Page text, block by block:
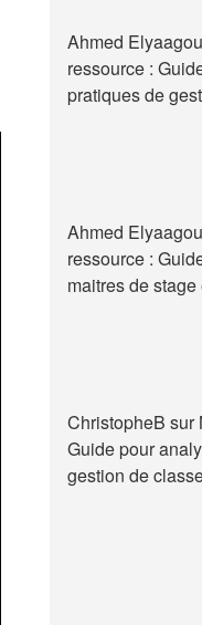
Ahmed
ressource :
pratiques de
Ahmed
ressource :
maitres de
ChristopheB sur
Guide pour
gestion de